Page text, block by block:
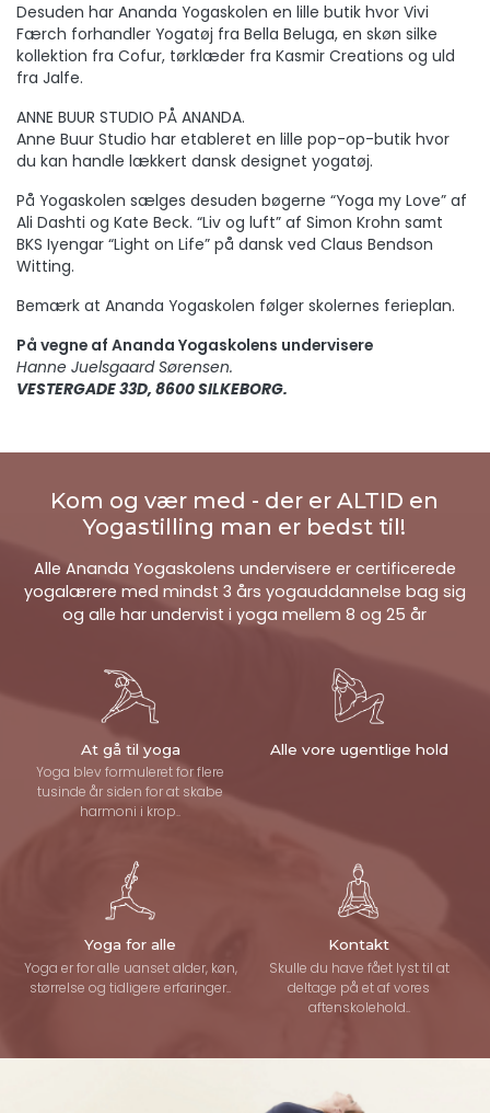
Desuden har Ananda Yogaskolen en lille butik hvor Vivi
Færch forhandler Yogatøj fra Bella Beluga, en skøn silke
kollektion fra Cofur, tørklæder fra Kasmir Creations og uld
fra Jalfe.
ANNE BUUR STUDIO PÅ ANANDA.
Anne Buur Studio har etableret en lille pop-op-butik hvor
du kan handle lækkert dansk designet yogatøj.
På Yogaskolen sælges desuden bøgerne “Yoga my Love” af
Ali Dashti og Kate Beck. “Liv og luft” af Simon Krohn samt
BKS Iyengar “Light on Life” på dansk ved Claus Bendson
Witting.
Bemærk at Ananda Yogaskolen følger skolernes ferieplan.
På vegne af Ananda Yogaskolens undervisere
Hanne Juelsgaard Sørensen.
VESTERGADE 33D, 8600 SILKEBORG.
Kom og vær med - der er ALTID en
Yogastilling man er bedst til!
Alle Ananda Yogaskolens undervisere er certificerede
yogalærere med mindst 3 års yogauddannelse bag sig
og alle har undervist i yoga mellem 8 og 25 år
At gå til yoga
Yoga blev formuleret for flere
tusinde år siden for at skabe
harmoni i krop..
Alle vore ugentlige hold
Yoga for alle
Yoga er for alle uanset alder, køn,
størrelse og tidligere erfaringer..
Kontakt
Skulle du have fået lyst til at
deltage på et af vores
aftenskolehold..